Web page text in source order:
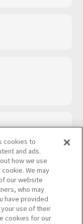
cookies to
and ads.
how we use
We may
our website
who may
have provided
use of their
cookies for our